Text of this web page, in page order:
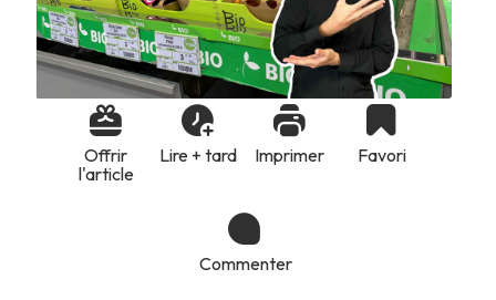
Offrir
l'article
Lire + tard Imprimer Favori
Commenter